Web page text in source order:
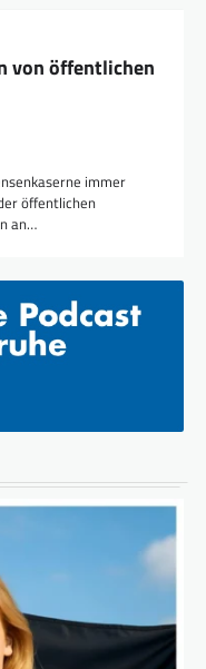
von öffentlichen
immer
öffentlichen
an…